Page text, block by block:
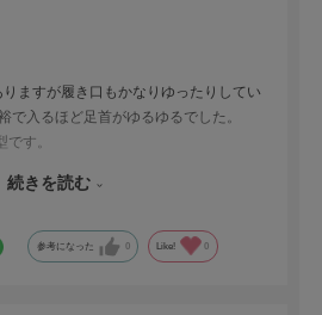
りますが履き口もかなりゆったりしてい
で入るほど足首がゆるゆるでした。
す。
混紡で少し伸びてるかな？というくらい
続きを読む
参考になった 0 Like! 0